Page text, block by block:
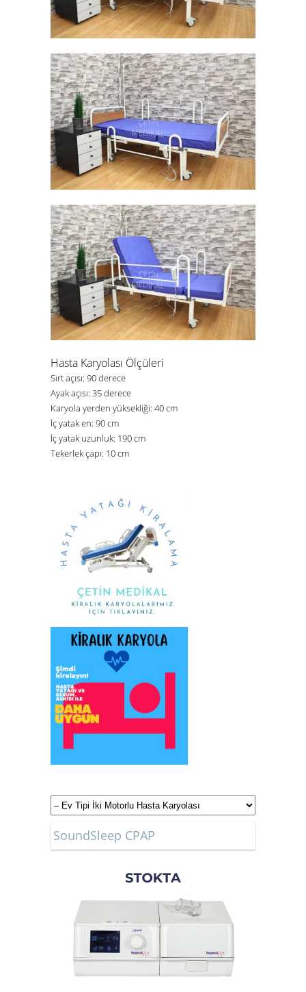
Hasta Karyolası Ölçüleri
Sırt açısı: 90 derece
Ayak açısı: 35 derece
Karyola yerden yüksekliği: 40 cm
İç yatak en: 90 cm
İç yatak uzunluk: 190 cm
Tekerlek çapı: 10 cm
SoundSleep CPAP